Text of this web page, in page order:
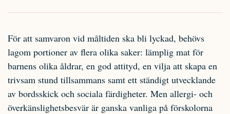
För att samvaron vid måltiden ska bli lyckad, behövs
lagom portioner av flera olika saker: lämplig mat för
barnens olika åldrar, en god attityd, en vilja att skapa en
trivsam stund tillsammans samt ett ständigt utvecklande
av bordsskick och sociala färdigheter. Men allergi- och
överkänslighetsbesvär är ganska vanliga på förskolorna